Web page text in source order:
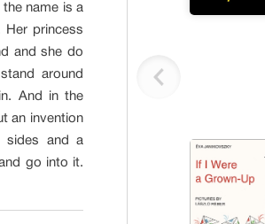
name is a
princess
and she do
around
And in the
an invention
sides and a
go into it.